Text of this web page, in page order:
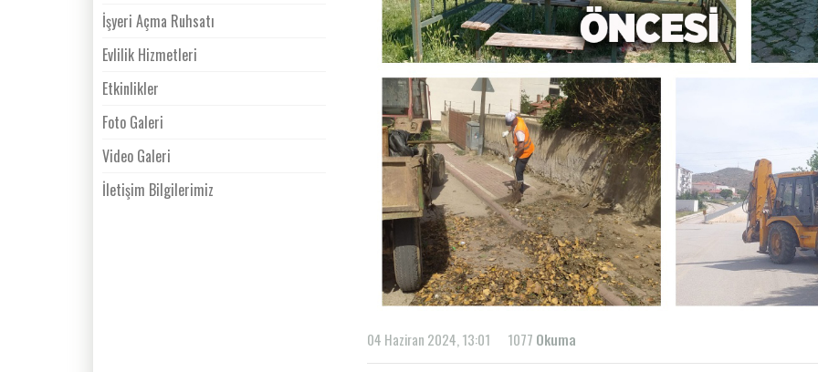
İşyeri Açma Ruhsatı
Evlilik Hizmetleri
Etkinlikler
Foto Galeri
Video Galeri
İletişim Bilgilerimiz
04 Haziran 2024, 13:01 1077 Okuma